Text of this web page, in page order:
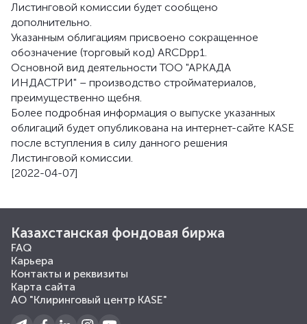
Листинговой комиссии будет сообщено
дополнительно.
Указанным облигациям присвоено сокращенное
обозначение (торговый код) ARCDpp1.
Основной вид деятельности ТОО "АРКАДА
ИНДАСТРИ" – производство стройматериалов,
преимущественно щебня.
Более подробная информация о выпуске указанных
облигаций будет опубликована на интернет-сайте KASE
после вступления в силу данного решения
Листинговой комиссии.
[2022-04-07]
Казахстанская фондовая биржа
FAQ
Карьера
Контакты и реквизиты
Карта сайта
АО "Клиринговый центр KASE"